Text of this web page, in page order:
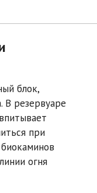
блок,
В резервуаре
при
огня